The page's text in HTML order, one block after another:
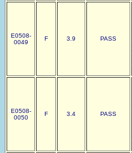
E0508-
0049
F 3.9 PASS
E0508-
0050
F 3.4 PASS